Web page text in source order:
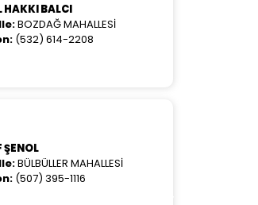
HAKKI BALCI
BOZDAĞ MAHALLESİ
(532) 614-2208
ŞENOL
BÜLBÜLLER MAHALLESİ
(507) 395-1116